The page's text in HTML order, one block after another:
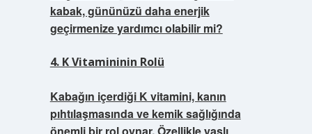
kabak, gününüzü daha enerjik
geçirmenize yardımcı olabilir mi?
4. K Vitamininin Rolü
Kabağın içerdiği K vitamini, kanın
pıhtılaşmasında ve kemik sağlığında